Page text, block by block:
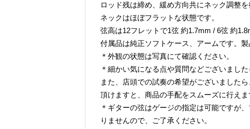
ロッド残は締め、緩め方向共にネック調整を
ネックはほぼフラットな状態です。
弦高は12フレットで1弦 約1.7mm / 6弦 約
付属品は純正ソフトケース、アームです。
＊外観の状態は写真にて確認ください。
＊細かい気になる点や質問などございまし
また、店頭での試奏の希望がございました
頂けますと、商品の手配をスムーズに行えま
＊ギターの弦はゲージの指定は可能ですが
りませんので、ご了承ください。